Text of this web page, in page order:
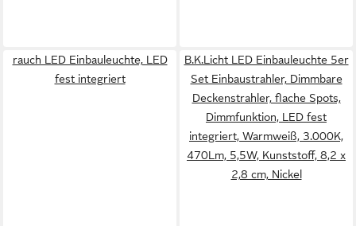
rauch LED Einbauleuchte, LED
fest integriert
B.K.Licht LED Einbauleuchte 5er
Set Einbaustrahler, Dimmbare
Deckenstrahler, flache Spots,
Dimmfunktion, LED fest
integriert, Warmweiß, 3.000K,
470Lm, 5,5W, Kunststoff, 8,2 x
2,8 cm, Nickel